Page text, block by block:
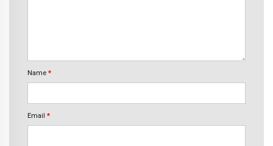
Name *
Email *